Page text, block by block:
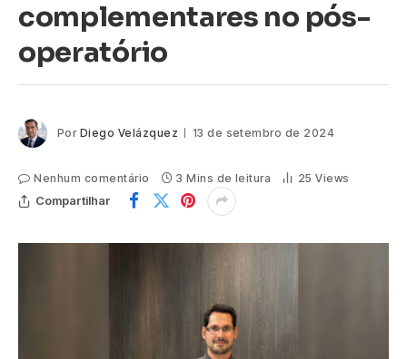
complementares no pós-
operatório
Por Diego Velázquez 13 de setembro de 2024
Nenhum comentário 3 Mins de leitura 25Views
Compartilhar